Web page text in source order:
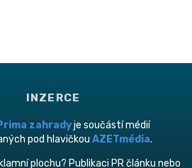
INZERCE
zahradyje součástí médií
pod hlavičkou AZETmédia.
plochu? Publikaci PR článku nebo